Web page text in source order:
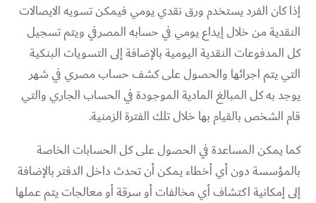
إذا كان الفرد يستخدم ورق نقدي يومي فيمكن تسويه الايصالات
النقدية من خلال إيداع يومي في حسابه المصرفي ويتم تسجيل
كل المدفوعات النقدية اليومية بالإضافة إلى التسويات البنكية
التي يتم اجرائها والحصول على كشف حساب مصري في شهر
يوجد به كل المبالغ المادية الموجودة في الحساب الجاري والتي
قام الشخص بالقيام بها خلال تلك الفترة الزمنية.
كما يمكن المساعدة في الحصول على كل الحسابات الخاصة
بالمؤسسة دون أي أخطاء يمكن أن تحدث داخل الدفتر بالإضافة
إلى إمكانية اكتشاف أي مخالفات أو سرقة أو معالجات يتم عملها